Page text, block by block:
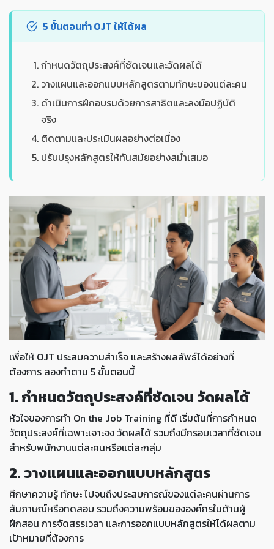
5 ขั้นตอนทำ OJT ให้ได้ผล
กำหนดวัตถุประสงค์ที่ชัดเจนและวัดผลได้
วางแผนและออกแบบหลักสูตรตามทักษะของแต่ละคน
ดำเนินการฝึกอบรมด้วยการสาธิตและลงมือปฏิบัติ
จริง
ติดตามและประเมินผลอย่างต่อเนื่อง
ปรับปรุงหลักสูตรให้ทันสมัยอย่างสม่ำเสมอ
เพื่อให้ OJT ประสบความสำเร็จ และสร้างผลลัพธ์ได้อย่างที่
ต้องการ ลองทำตาม 5 ขั้นตอนนี้
1. กำหนดวัตถุประสงค์ที่ชัดเจน วัดผลได้
หัวใจของการทำ On the Job Training ที่ดี เริ่มต้นที่การกำหนด
วัตถุประสงค์ที่เฉพาะเจาะจง วัดผลได้ รวมถึงมีกรอบเวลาที่ชัดเจน
สำหรับพนักงานแต่ละคนหรือแต่ละกลุ่ม
2. วางแผนและออกแบบหลักสูตร
ศึกษาความรู้ ทักษะ ไปจนถึงประสบการณ์ของแต่ละคนผ่านการ
สัมภาษณ์หรือทดสอบ รวมถึงความพร้อมขององค์กรในด้านผู้
ฝึกสอน การจัดสรรเวลา และการออกแบบหลักสูตรให้ได้ผลตาม
เป้าหมายที่ต้องการ